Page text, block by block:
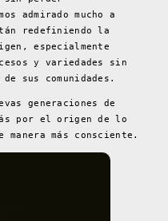
admirado mucho a
redefiniendo la
especialmente
y variedades sin
sus comunidades.
generaciones de
por el origen de lo
manera más consciente.